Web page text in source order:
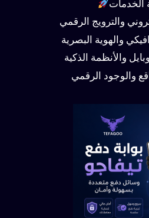
الخدمات
والترويج الرقمي
والهوية البصرية
والأنظمة الذكية
والوجود الرقمي